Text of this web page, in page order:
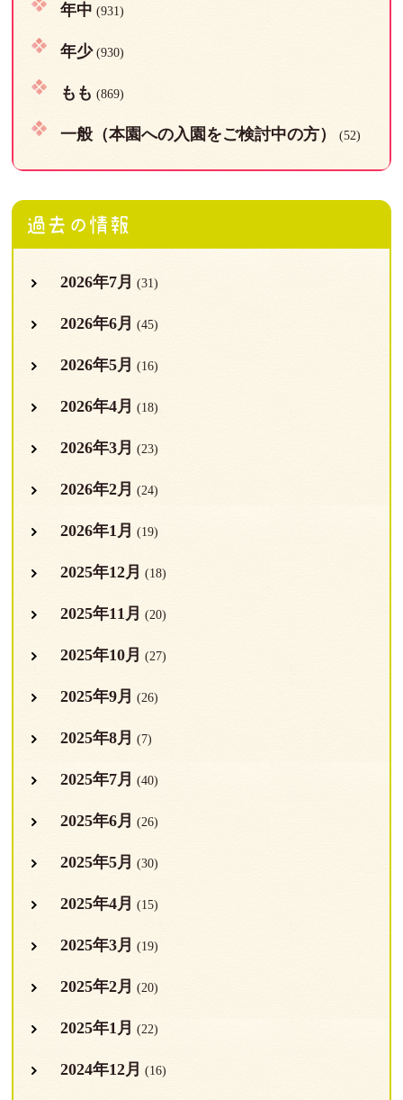
年中 (931)
年少(930)
もも (869)
一般（本園への入園をご検討中の方） (52)
過去の情報
2026年7月 (31)
2026年6月 (45)
2026年5月 (16)
2026年4月 (18)
2026年3月 (23)
2026年2月 (24)
2026年1月 (19)
2025年12月 (18)
2025年11月 (20)
2025年10月 (27)
2025年9月 (26)
2025年8月 (7)
2025年7月 (40)
2025年6月 (26)
2025年5月 (30)
2025年4月 (15)
2025年3月 (19)
2025年2月 (20)
2025年1月 (22)
2024年12月 (16)